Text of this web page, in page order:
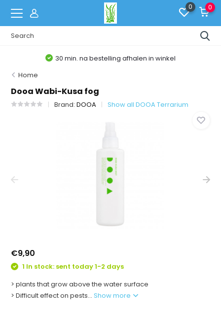
0 0
30 min. na bestelling afhalen in winkel
Home
Dooa Wabi-Kusa fog
Brand:DOOA Show all DOOA Terrarium
€9,90
1 In stock: sent today 1-2 days
> plants that grow above the water surface
> Difficult effect on pests...Show more